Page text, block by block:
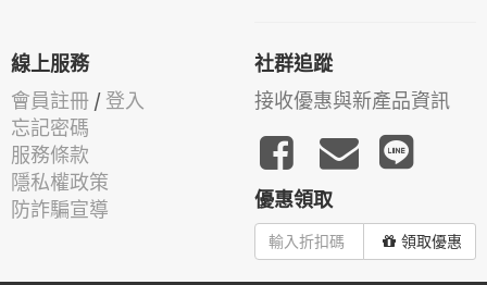
線上服務
會員註冊 / 登入
忘記密碼
服務條款
隱私權政策
防詐騙宣導
社群追蹤
接收優惠與新產品資訊
優惠領取
領取優惠